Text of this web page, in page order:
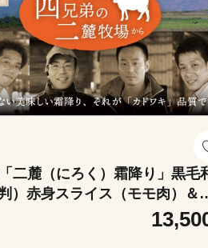
二麓（にろく）霜降り」黒毛
）赤身スライス（モモ肉）＆
ライス 計500g（各250g×2）ニ
鈴鹿山脈、二つの麓（ふもと）